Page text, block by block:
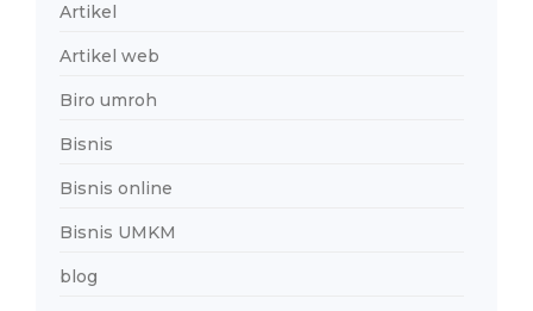
Artikel
Artikel web
Biro umroh
Bisnis
Bisnis online
Bisnis UMKM
blog